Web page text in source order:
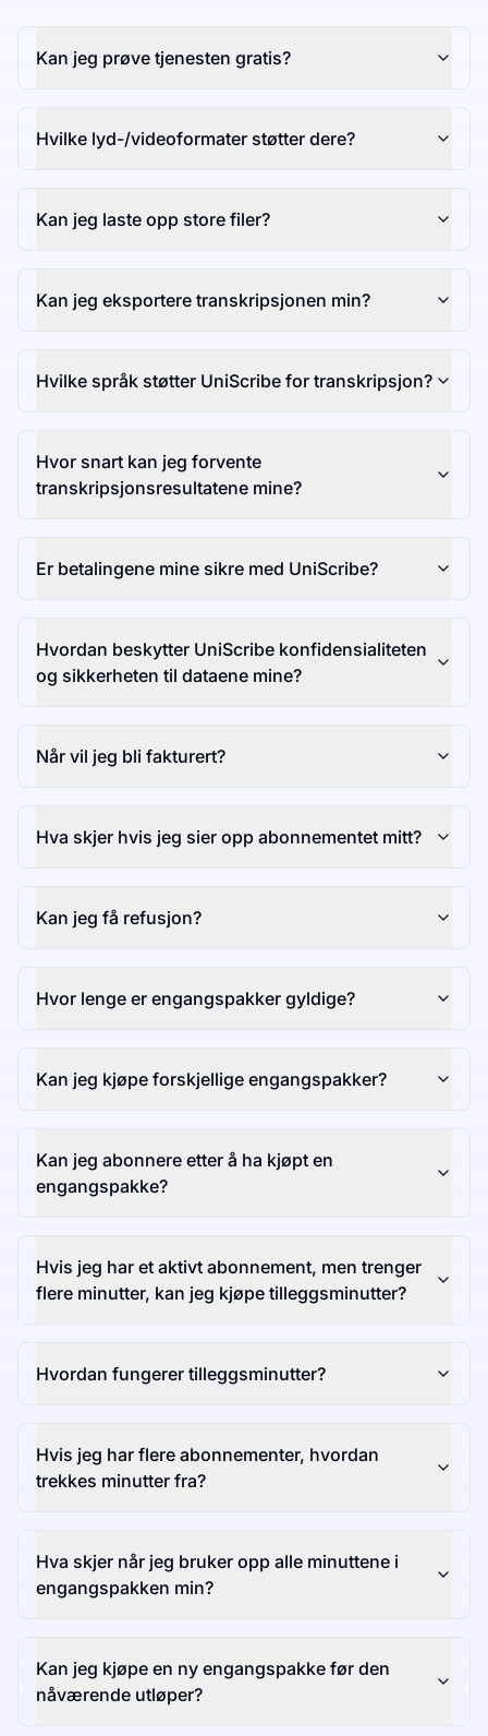
Kan jeg prøve tjenesten gratis?
Hvilke lyd-/videoformater støtter dere?
Kan jeg laste opp store filer?
Kan jeg eksportere transkripsjonen min?
Hvilke språk støtter UniScribe for transkripsjon?
Hvor snart kan jeg forvente
transkripsjonsresultatene mine?
Er betalingene mine sikre med UniScribe?
Hvordan beskytter UniScribe konfidensialiteten
og sikkerheten til dataene mine?
Når vil jeg bli fakturert?
Hva skjer hvis jeg sier opp abonnementet mitt?
Kan jeg få refusjon?
Hvor lenge er engangspakker gyldige?
Kan jeg kjøpe forskjellige engangspakker?
Kan jeg abonnere etter å ha kjøpt en
engangspakke?
Hvis jeg har et aktivt abonnement, men trenger
flere minutter, kan jeg kjøpe tilleggsminutter?
Hvordan fungerer tilleggsminutter?
Hvis jeg har flere abonnementer, hvordan
trekkes minutter fra?
Hva skjer når jeg bruker opp alle minuttene i
engangspakken min?
Kan jeg kjøpe en ny engangspakke før den
nåværende utløper?